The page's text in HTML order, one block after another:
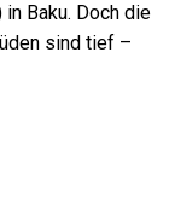
in Baku. Doch die
sind tief –